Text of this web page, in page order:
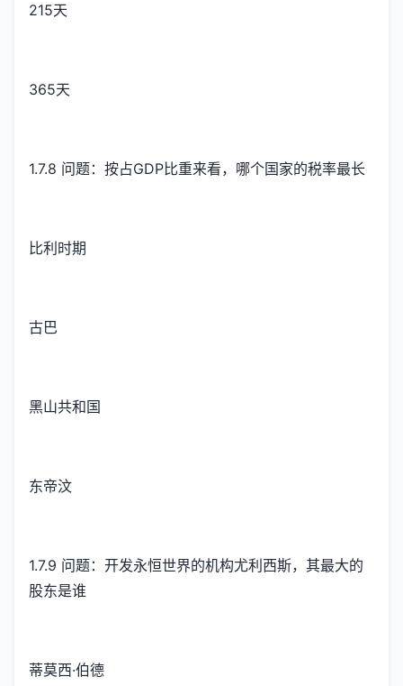
215天
365天
1.7.8 问题：按占GDP比重来看，哪个国家的税率最长
比利时期
古巴
黑山共和国
东帝汶
1.7.9 问题：开发永恒世界的机构尤利西斯，其最大的
股东是谁
蒂莫西·伯德